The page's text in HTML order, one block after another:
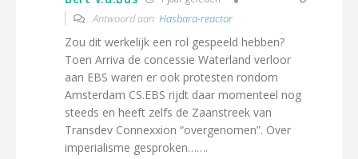
Antwoord aan Hasbara-reactor
Zou dit werkelijk een rol gespeeld hebben?
Toen Arriva de concessie Waterland verloor
aan EBS waren er ook protesten rondom
Amsterdam CS.EBS rijdt daar momenteel nog
steeds en heeft zelfs de Zaanstreek van
Transdev Connexxion “overgenomen”. Over
imperialisme gesproken…….